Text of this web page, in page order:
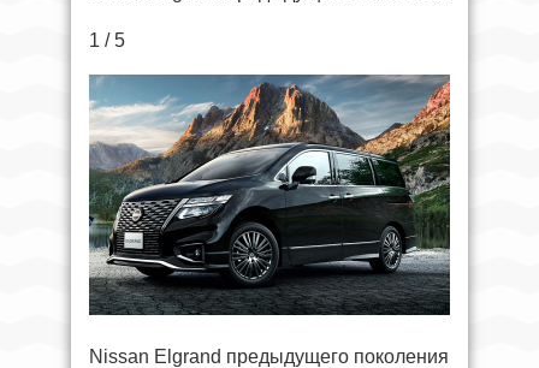
1 / 5
Nissan Elgrand предыдущего поколения